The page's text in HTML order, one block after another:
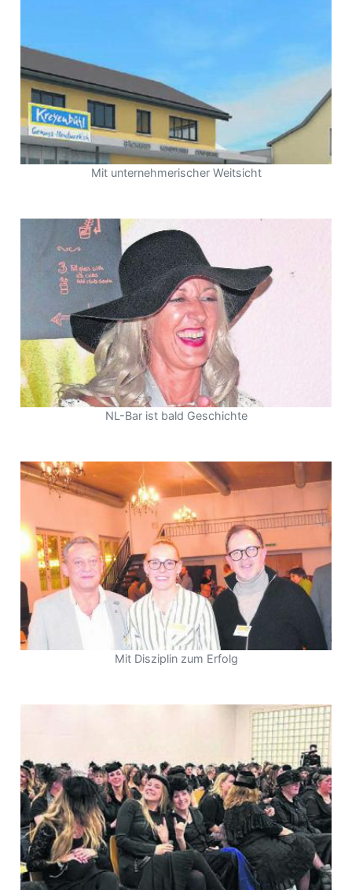
Mit unternehmerischer Weitsicht
NL-Bar ist bald Geschichte
Mit Disziplin zum Erfolg